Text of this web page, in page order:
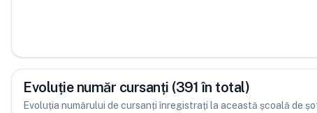
Evoluție număr cursanți (391 în total)
Evoluția numărului de cursanți înregistrați la această școală de